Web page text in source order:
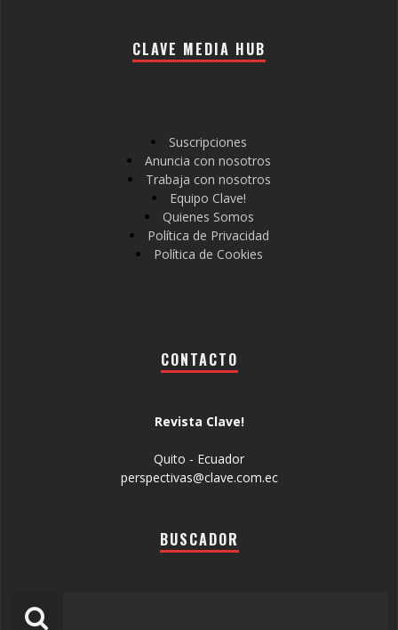
CLAVE MEDIA HUB
Suscripciones
Anuncia con nosotros
Trabaja con nosotros
Equipo Clave!
Quienes Somos
Política de Privacidad
Política de Cookies
CONTACTO
Revista Clave!
Quito - Ecuador
perspectivas@clave.com.ec
BUSCADOR